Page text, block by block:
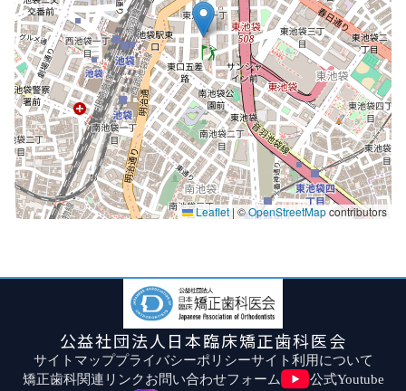
Leaflet | ©OpenStreetMapcontributors
公益社団法人日本臨床矯正歯科医会
サイトマッププライバシーポリシーサイト利用について
矯正歯科関連リンクお問い合わせフォーム 公式Youtube